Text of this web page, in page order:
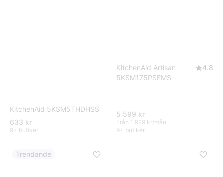
KitchenAid 5KSM5THDHSS
633 kr
9+ butiker
KitchenAid Artisan
5KSM175PSEMS
4.8
5 599 kr
Från 1 929 kr/mån
9+ butiker
Trendande